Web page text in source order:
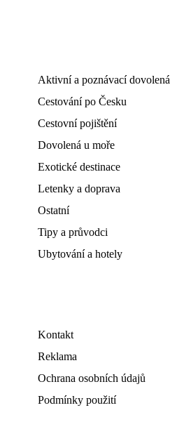
Aktivní a poznávací dovolená
Cestování po Česku
Cestovní pojištění
Dovolená u moře
Exotické destinace
Letenky a doprava
Ostatní
Tipy a průvodci
Ubytování a hotely
Kontakt
Reklama
Ochrana osobních údajů
Podmínky použití